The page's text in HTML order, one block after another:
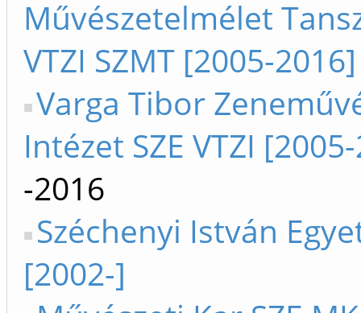
Művészetelmélet
VTZI SZMT [2005-2016]
Varga Tibor
Intézet SZE VTZI
-2016
Széchenyi István
[2002-]